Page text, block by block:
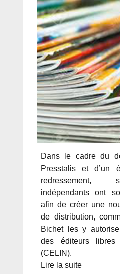
Dans le cadre du
Presstalis et d’un
redressement,
indépendants ont
afin de créer une
de distribution,
Bichet les y
des éditeurs libres
(CELIN).
Lire la suite